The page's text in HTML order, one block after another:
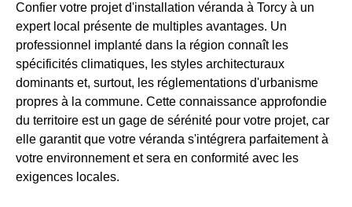
Confier votre projet d'installation véranda à Torcy à un
expert local présente de multiples avantages. Un
professionnel implanté dans la région connaît les
spécificités climatiques, les styles architecturaux
dominants et, surtout, les réglementations d'urbanisme
propres à la commune. Cette connaissance approfondie
du territoire est un gage de sérénité pour votre projet, car
elle garantit que votre véranda s'intégrera parfaitement à
votre environnement et sera en conformité avec les
exigences locales.